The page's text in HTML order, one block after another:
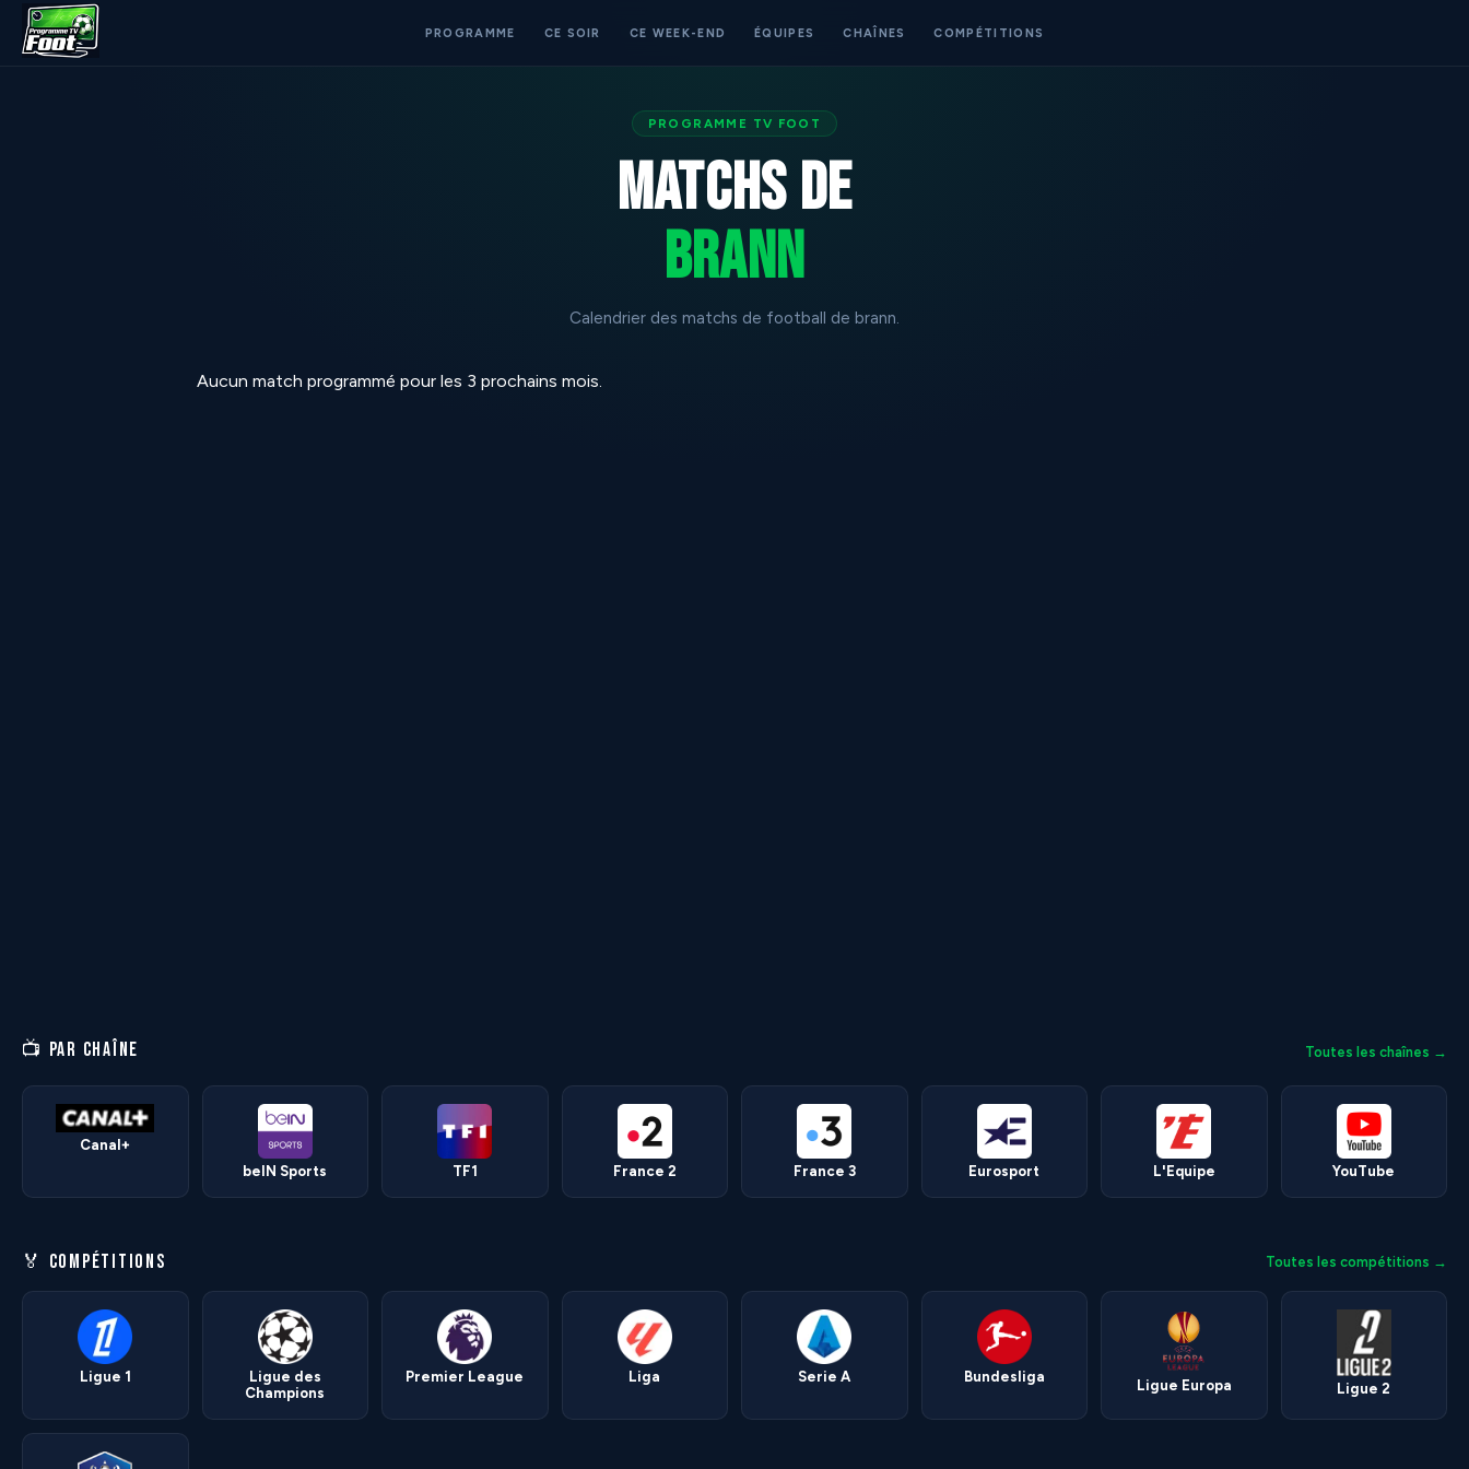
PROGRAMME CE SOIR CE WEEK-END ÉQUIPES CHAÎNES COMPÉTITIONS
PROGRAMME TV FOOT
Matchs de
brann
Calendrier des matchs de football de brann.
Aucun match programmé pour les 3 prochains mois.
📺 PAR CHAÎNE Toutes les chaînes →
Canal+
beIN Sports
TF1 France 2 France 3 Eurosport L'Equipe YouTube
🏅 COMPÉTITIONS Toutes les compétitions →
Ligue 1
Ligue des
Champions
Premier League Liga Serie A Bundesliga Ligue Europa Ligue 2